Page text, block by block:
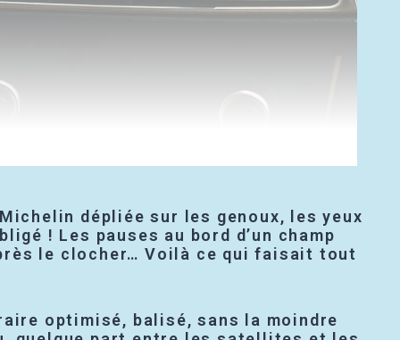
dépliée sur les genoux, les yeux
! Les pauses au bord d’un champ
le clocher… Voilà ce qui faisait tout
optimisé, balisé, sans la moindre